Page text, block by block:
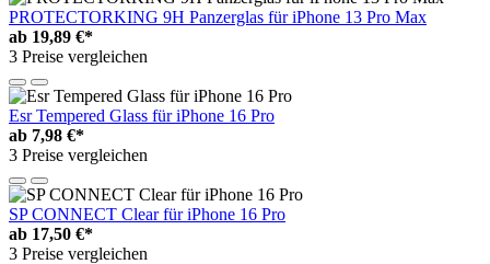
PROTECTORKING 9H Panzerglas für iPhone 13 Pro Max
ab 19,89 €*
3 Preise vergleichen
Esr Tempered Glass für iPhone 16 Pro
ab 7,98 €*
3 Preise vergleichen
SP CONNECT Clear für iPhone 16 Pro
ab 17,50 €*
3 Preise vergleichen